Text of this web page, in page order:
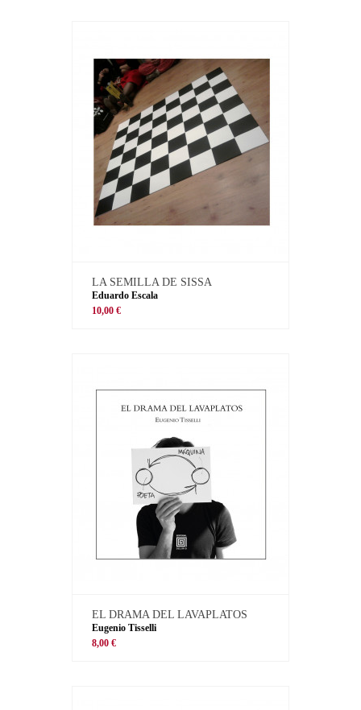
LA SEMILLA DE SISSA
Eduardo Escala
10,00 €
EL DRAMA DEL LAVAPLATOS
Eugenio Tisselli
8,00 €